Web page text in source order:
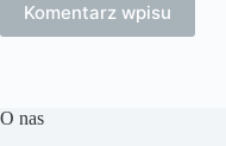
Komentarz wpisu
O nas